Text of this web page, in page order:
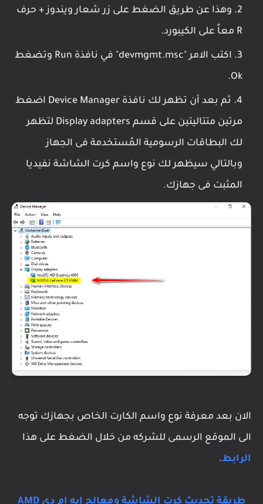
وهذا عن طريق الضغط على زر شعار ويندوز + حرف
R معاً على الكيبورد.
اكتب الامر "devmgmt.msc" في نافذة Run وتضغط
Ok.
ثم بعد أن تظهر لك نافذة Device Manager اضغط
مرتين متتاليتين على قسم Display adapters لتظهر
لك البطاقات الرسومية المُستخدمة فى الجهاز
وبالتالي سيظهر لك نوع واسم كرت الشاشة نفيديا
المثبت فى جهازك.
الان بعد معرفة نوع واسم الكارت الخاص بجهازك توجه
الى الموقع الرسمى للشركه من خلال الضغط على هذا
الرابط.
طريقة تحديث كرت الشاشة ومعالج ايه ام دى AMD